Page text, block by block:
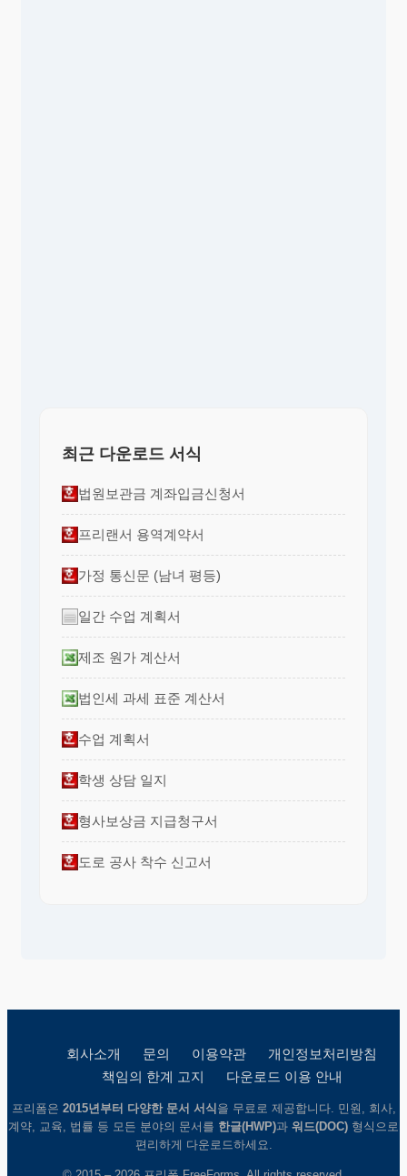
최근 다운로드 서식
법원보관금 계좌입금신청서
프리랜서 용역계약서
가정 통신문 (남녀 평등)
일간 수업 계획서
제조 원가 계산서
법인세 과세 표준 계산서
수업 계획서
학생 상담 일지
형사보상금 지급청구서
도로 공사 착수 신고서
회사소개 문의 이용약관
개인정보처리방침
책임의 한계 고지
다운로드 이용 안내
프리폼은 2015년부터 다양한 문서 서식 을 무료로 제공합니다. 민원, 회사,
계약, 교육, 법률 등 모든 분야의 문서를 한글(HWP)과 워드(DOC) 형식으로
편리하게 다운로드하세요.